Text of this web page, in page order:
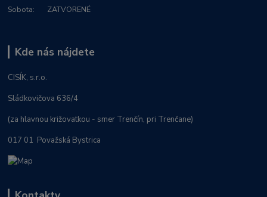
Sobota: ZATVORENÉ
Kde nás nájdete
CISÍK, s.r.o.
Sládkovičova 636/4
(za hlavnou križovatkou - smer Trenčín, pri Trenčane)
017 01 Považská Bystrica